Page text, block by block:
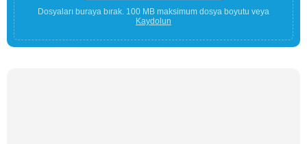
Dosyaları buraya bırak. 100 MB maksimum dosya boyutu veya
Kaydolun